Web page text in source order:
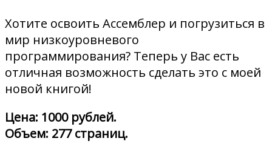
Хотите освоить Ассемблер и погрузиться в
мир низкоуровневого
программирования? Теперь у Вас есть
отличная возможность сделать это с моей
новой книгой!
Цена: 1000 рублей.
Объем: 277 страниц.